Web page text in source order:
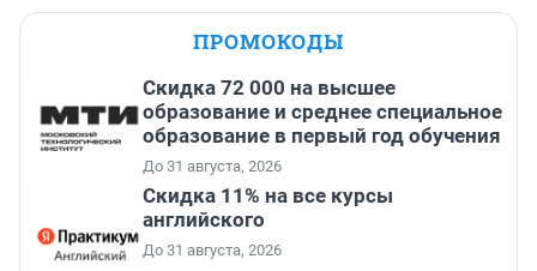
ПРОМОКОДЫ
Скидка 72 000 на высшее
образование и среднее специальное
образование в первый год обучения
До 31 августа, 2026
Скидка 11% на все курсы
английского
До 31 августа, 2026